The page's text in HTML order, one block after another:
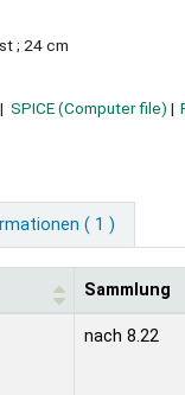
; 24 cm
SPICE (Computer file)
( 1 )
Sammlung
nach 8.22